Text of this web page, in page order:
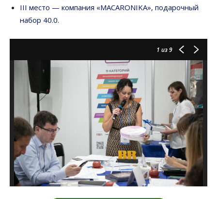
III место — компания «MACARONIKA», подарочный
набор 40.0.
1 из 9